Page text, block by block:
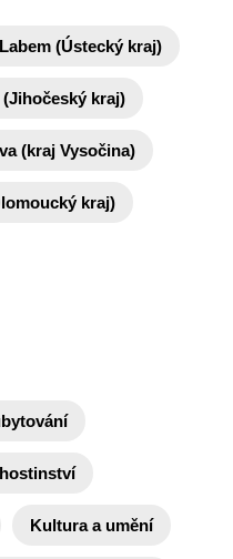
(Ústecký kraj)
kraj)
(kraj Vysočina)
kraj)
Kultura a umění